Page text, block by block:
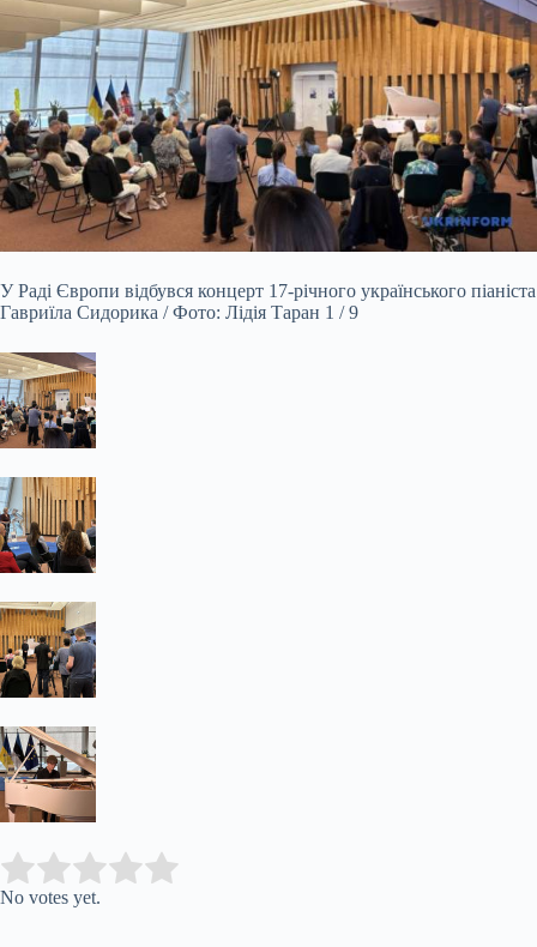
У Раді Європи відбувся концерт 17-річного українського піаніста
Гавриїла Сидорика / Фото: Лідія Таран 1 / 9
Rate this item:
No votes yet.